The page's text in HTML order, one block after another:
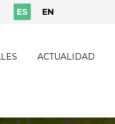
ES EN
ACTUALIDAD